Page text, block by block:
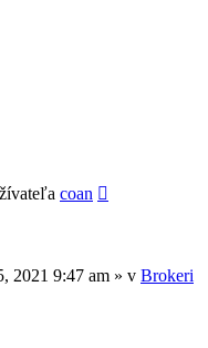
coan
2021 9:47 am » v Brokeri